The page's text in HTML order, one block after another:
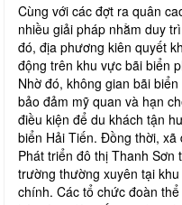
Cùng với các đợt ra quân
nhiều giải pháp nhằm duy
đó, địa phương kiên quyết
động trên khu vực bãi biển
Nhờ đó, không gian bãi
bảo đảm mỹ quan và hạn
điều kiện để du khách tận
biển Hải Tiến. Đồng thời, xã
Phát triển đô thị Thanh
trường thường xuyên tại
chính. Các tổ chức đoàn